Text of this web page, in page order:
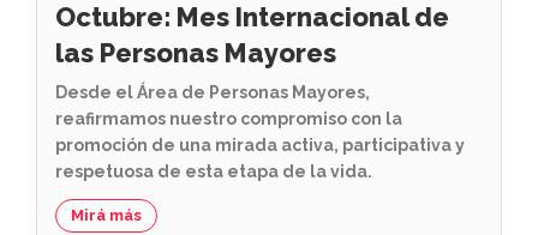
Octubre: Mes Internacional de
las Personas Mayores
Desde el Área de Personas Mayores,
reafirmamos nuestro compromiso con la
promoción de una mirada activa, participativa y
respetuosa de esta etapa de la vida.
Mirá más